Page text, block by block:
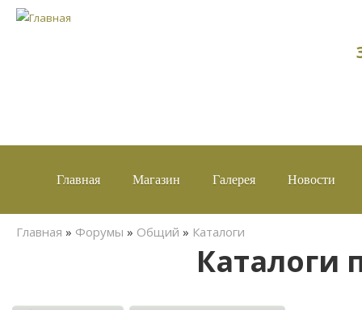
Главная Магазин Галерея Новости
Вы здесь
Главная » Форумы » Общий » Каталоги
Каталоги